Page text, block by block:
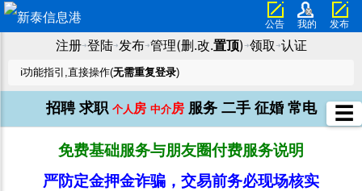
公告 我的 发布
注册➜登陆➜发布➜管理(删.改.置顶) ➜领取 ➜认证
ℹ️功能指引,直接操作(无需重复登录)
招聘 求职 个人 房 中介房 服务 二手 征婚 常电
免费基础服务与朋友圈付费服务说明
严防定金押金诈骗，交易前务必现场核实
☰